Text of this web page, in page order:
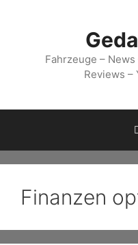
Fahrzeuge –
Reviews –
Finanzen